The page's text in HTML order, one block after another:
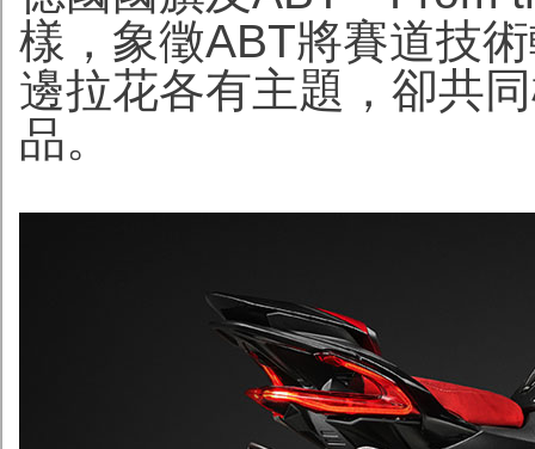
樣，象徵ABT將賽道技
邊拉花各有主題，卻共
品。